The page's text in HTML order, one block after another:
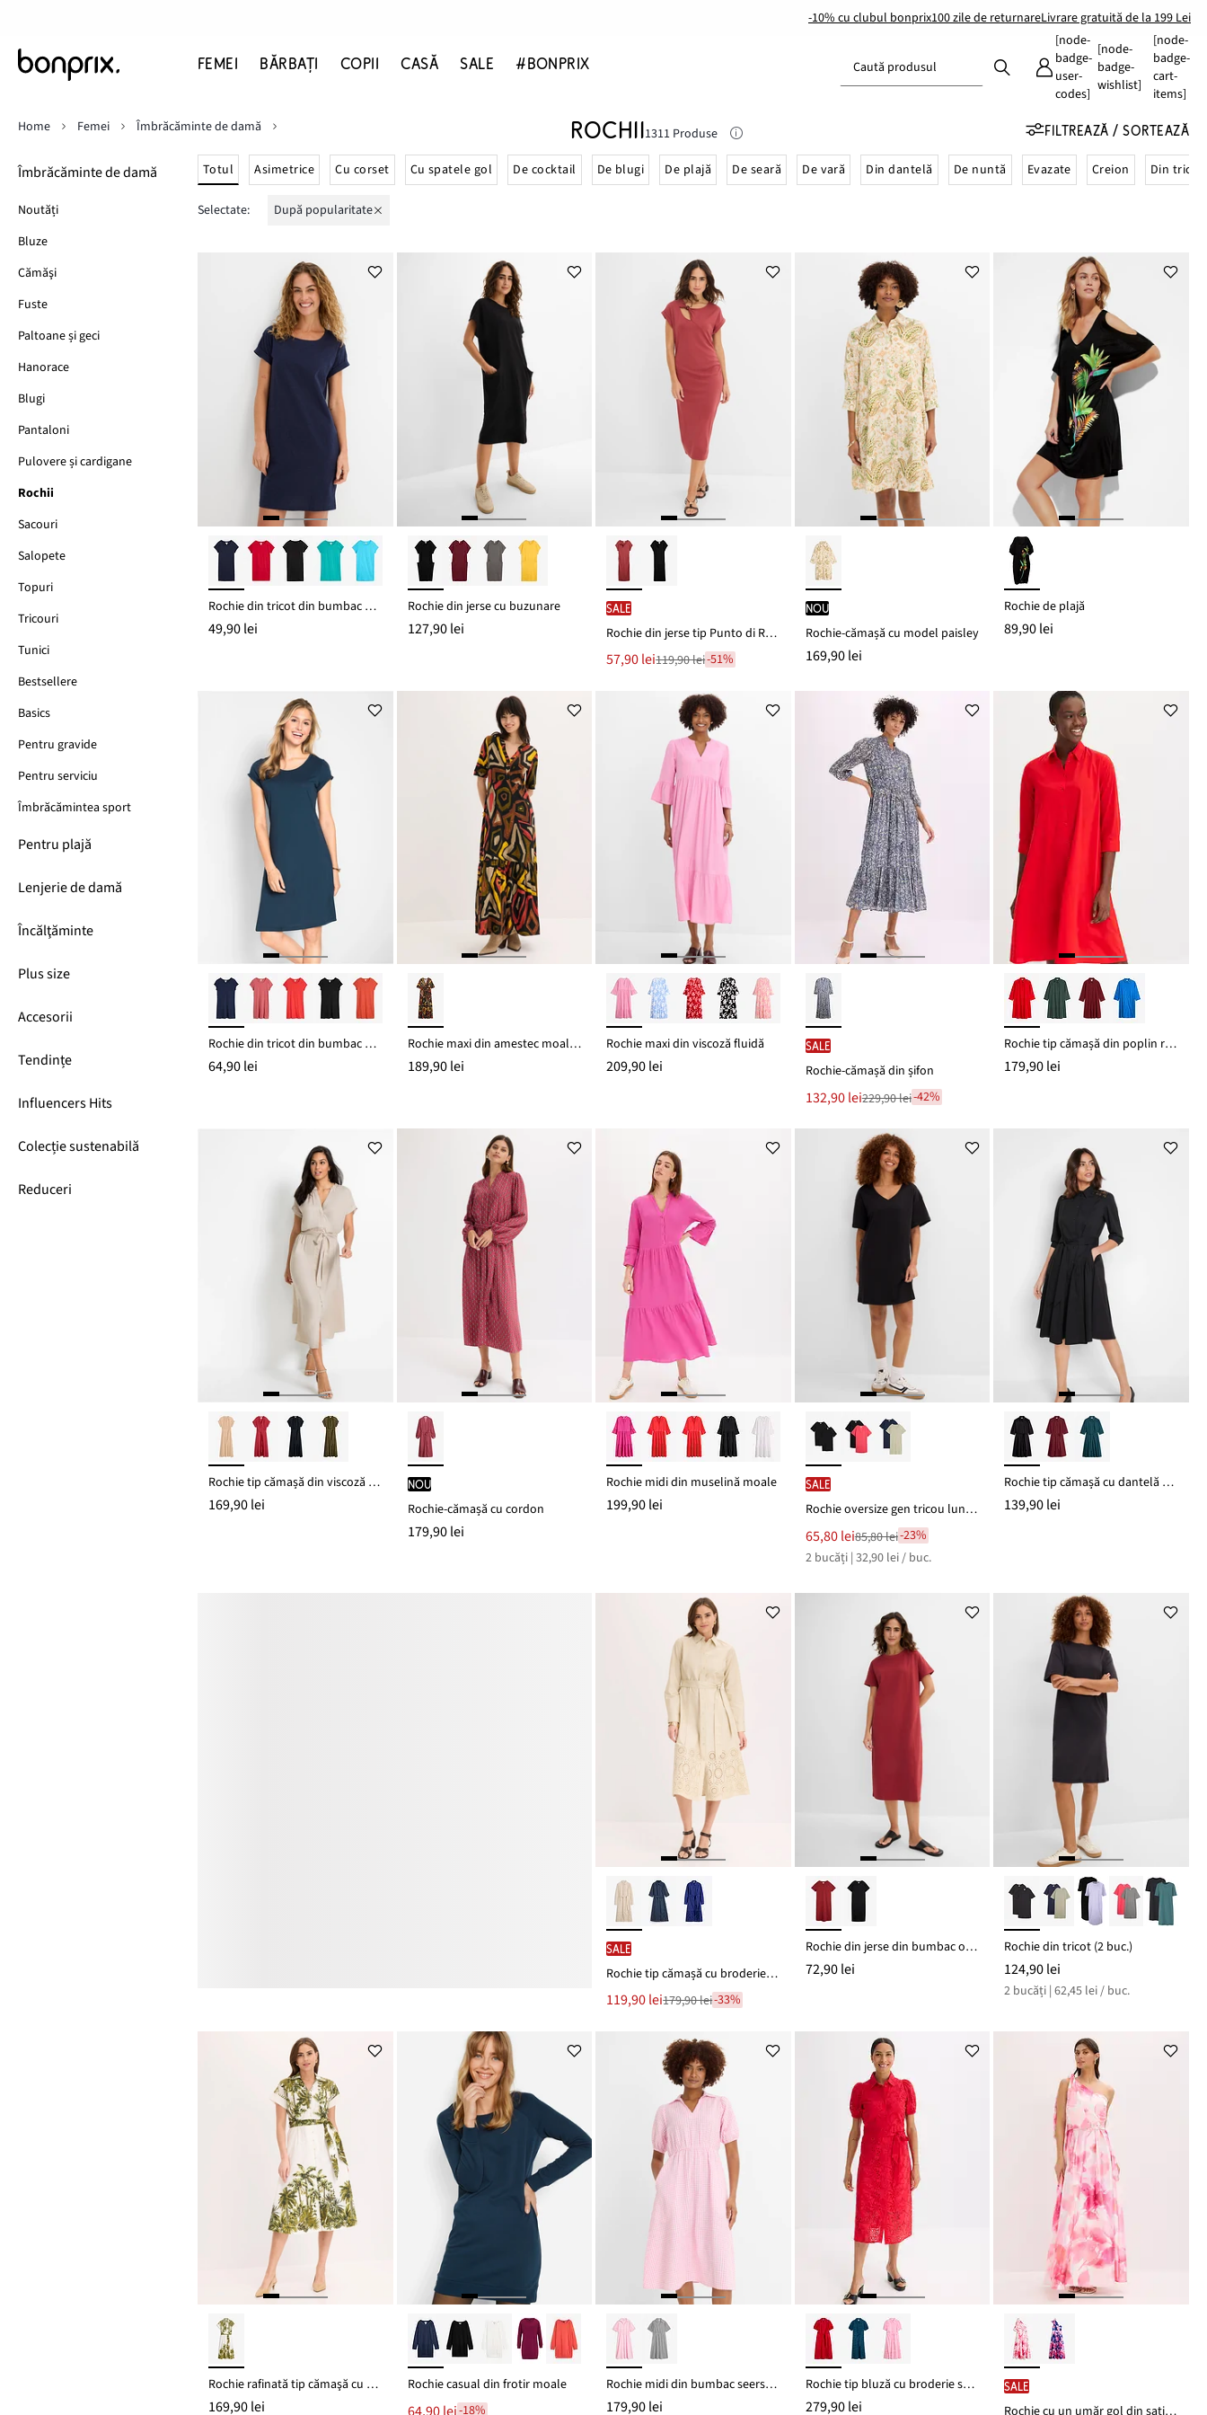
-10% cu clubul bonprix100 zile de returnareLivrare gratuită de la 199 Lei
FEMEI BĂRBAŢI COPII CASĂ SALE #BONPRIX Caută produsul
[node-
badge-
user-
codes]
[node-
badge-
wishlist]
[node-
badge-
cart-
items]
Îmbrăcăminte de damă
Noutăți
Bluze
Cămăşi
Fuste
Paltoane și geci
Hanorace
Blugi
Pantaloni
Pulovere și cardigane
Rochii
Sacouri
Salopete
Topuri
Tricouri
Tunici
Bestsellere
Basics
Pentru gravide
Pentru serviciu
Îmbrăcămintea sport
Pentru plajă
Lenjerie de damă
Încălţăminte
Plus size
Accesorii
Tendințe
Influencers Hits
Colecție sustenabilă
Reduceri
Home Femei Îmbrăcăminte de damă ROCHII1311 Produse FILTREAZĂ / SORTEAZĂ
Totul Asimetrice Cu corset Cu spatele gol De cocktail De blugi De plajă De seară De vară Din dantelă De nuntă Evazate Creion Din
Selectate: după popularitate
Rochie din tricot din bumbac organic 100%
49,90 lei
Rochie din jerse cu buzunare
127,90 lei
SALE
Rochie din jerse tip Punto di Roma
Noul
preț
57,90 lei
Reducere119,90 lei-51%
nou
Rochie-cămașă cu model paisley
169,90 lei
Rochie de plajă
89,90 lei
Rochie din tricot din bumbac organic 100%
64,90 lei
Rochie maxi din amestec moale cu viscoză
189,90 lei
Rochie maxi din viscoză fluidă
209,90 lei
SALE
Rochie-cămașă din șifon
Noul
preț
este
132,90 lei
Reducere
229,90 lei
229,90 lei-42%
Rochie tip cămașă din poplin robust
179,90 lei
Rochie tip cămașă din viscoză fluidă
169,90 lei
nou
Rochie-cămașă cu cordon
179,90 lei
Rochie midi din muselină moale
199,90 lei
SALE
Rochie oversize gen tricou lung din bumbac 100% (set/2 buc.)
Noul
preț
este
65,80 lei
Reducere
de
85,80 lei
85,80 lei-23%
2 bucăți | 32,90 lei / buc.
Rochie tip cămașă cu dantelă și cordon
139,90 lei
SALE
Rochie tip cămașă cu broderie perforată
Noul
preț
119,90 lei
Reducere179,90 lei-33%
Rochie din jerse din bumbac organic 100%
72,90 lei
Rochie din tricot (2 buc.)
124,90 lei
2 bucăți | 62,45 lei / buc.
Rochie rafinată tip cămaşă cu cordon în talie
169,90 lei
Rochie casual din frotir moale
-18%
Rochie midi din bumbac seersucker 100%
179,90 lei
Rochie tip bluză cu broderie spartă din bumbac 100%
279,90 lei
SALE